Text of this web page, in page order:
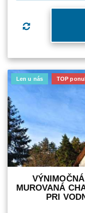
Len u nás TOP
MUROVANÁ
PRI